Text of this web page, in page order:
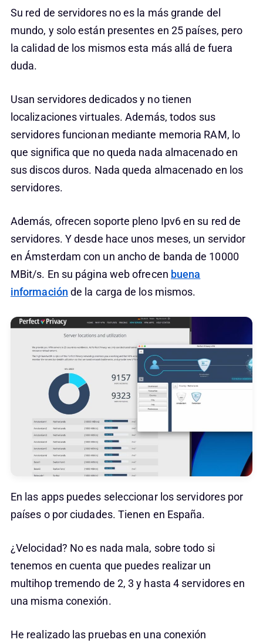
Su red de servidores no es la más grande del
mundo, y solo están presentes en 25 países, pero
la calidad de los mismos esta más allá de fuera
duda.
Usan servidores dedicados y no tienen
localizaciones virtuales. Además, todos sus
servidores funcionan mediante memoria RAM, lo
que significa que no queda nada almacenado en
sus discos duros. Nada queda almacenado en los
servidores.
Además, ofrecen soporte pleno Ipv6 en su red de
servidores. Y desde hace unos meses, un servidor
en Ámsterdam con un ancho de banda de 10000
MBit/s. En su página web ofrecen buena
información de la carga de los mismos.
En las apps puedes seleccionar los servidores por
países o por ciudades. Tienen en España.
¿Velocidad? No es nada mala, sobre todo si
tenemos en cuenta que puedes realizar un
multihop tremendo de 2, 3 y hasta 4 servidores en
una misma conexión.
He realizado las pruebas en una conexión